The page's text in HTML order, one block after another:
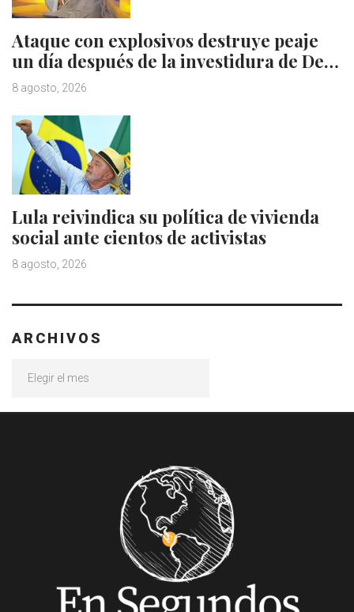
Ataque con explosivos destruye peaje
un día después de la investidura de De…
8 agosto, 2026
Lula reivindica su política de vivienda
social ante cientos de activistas
8 agosto, 2026
ARCHIVOS